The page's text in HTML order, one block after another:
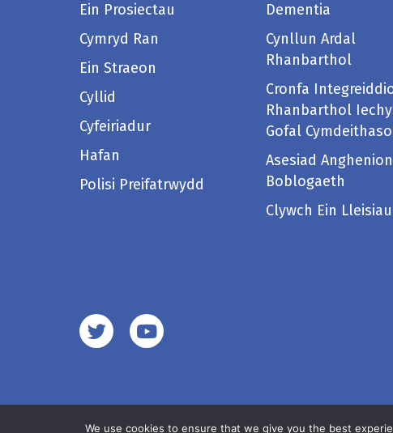
Ein Prosiectau
Cymryd Ran
Ein Straeon
Cyllid
Cyfeiriadur
Hafan
Polisi Preifatrwydd
Dementia
Cynllun Ardal
Rhanbarthol
Cronfa
Rhanbarthol
Gofal
Asesiad
Boblogaeth
Clywch Ein Lleisiau
We use cookies to ensure that we give you the best